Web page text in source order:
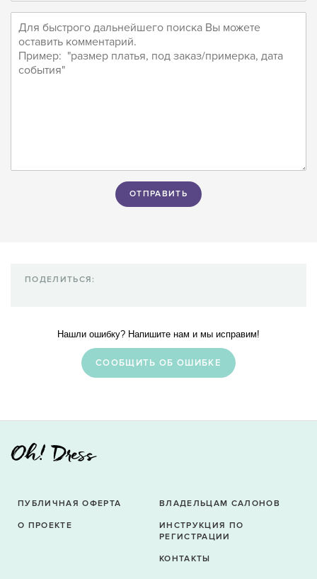
Нашли ошибку? Напишите нам и мы исправим!
CООБЩИТЬ ОБ ОШИБКЕ
ПОДЕЛИТЬСЯ:
ПУБЛИЧНАЯ ОФЕРТА
О ПРОЕКТЕ
ВЛАДЕЛЬЦАМ САЛОНОВ
ИНСТРУКЦИЯ ПО
РЕГИСТРАЦИИ
КОНТАКТЫ